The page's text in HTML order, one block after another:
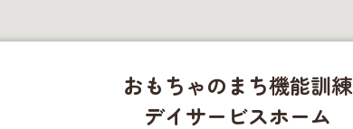
おもちゃのまち機能訓練
デイサービスホーム